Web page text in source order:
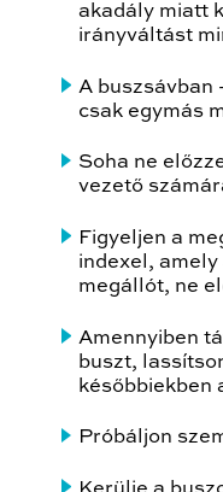
akadály miatt
irányváltást
A buszsávban
csak egymás
Soha ne
vezető
Figyeljen a
indexel,
megállót, ne
Amennyiben
buszt,
későbbiekben
Próbáljon